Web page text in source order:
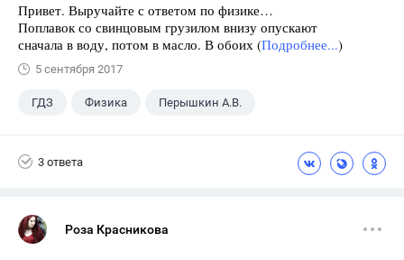
Привет. Выручайте с ответом по физике…
Поплавок со свинцовым грузилом внизу опускают
сначала в воду, потом в масло. В обоих (Подробнее...)
5 сентября 2017
ГДЗ Физика Перышкин А.В.
3 ответа
Роза Красникова